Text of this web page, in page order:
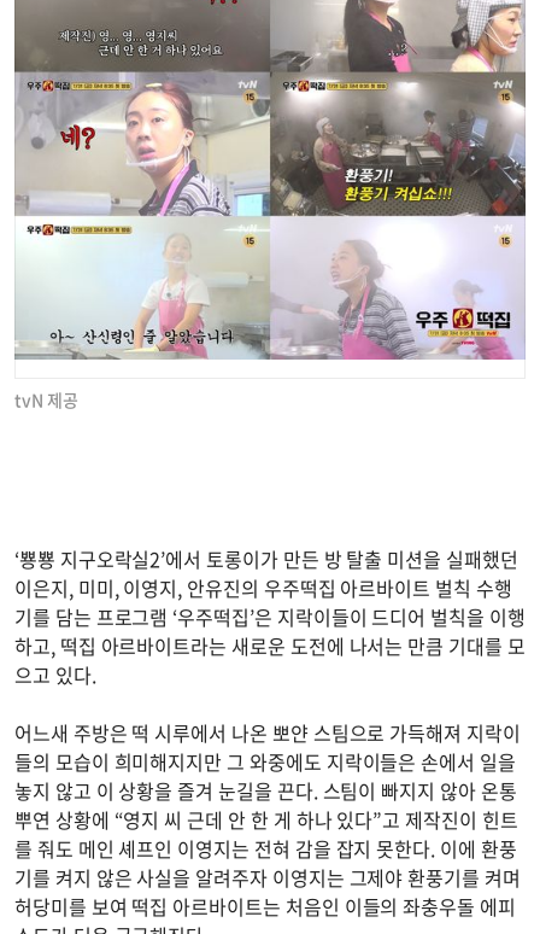
tvN 제공
‘뿅뿅 지구오락실2’에서 토롱이가 만든 방 탈출 미션을 실패했던
이은지, 미미, 이영지, 안유진의 우주떡집 아르바이트 벌칙 수행
기를 담는 프로그램 ‘우주떡집’은 지락이들이 드디어 벌칙을 이행
하고, 떡집 아르바이트라는 새로운 도전에 나서는 만큼 기대를 모
으고 있다.
어느새 주방은 떡 시루에서 나온 뽀얀 스팀으로 가득해져 지락이
들의 모습이 희미해지지만 그 와중에도 지락이들은 손에서 일을
놓지 않고 이 상황을 즐겨 눈길을 끈다. 스팀이 빠지지 않아 온통
뿌연 상황에 “영지 씨 근데 안 한 게 하나 있다”고 제작진이 힌트
를 줘도 메인 셰프인 이영지는 전혀 감을 잡지 못한다. 이에 환풍
기를 켜지 않은 사실을 알려주자 이영지는 그제야 환풍기를 켜며
허당미를 보여 떡집 아르바이트는 처음인 이들의 좌충우돌 에피